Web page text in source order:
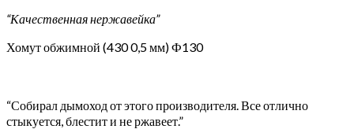
“Качественная нержавейка”
Хомут обжимной (430 0,5 мм) Ф130
“Собирал дымоход от этого производителя. Все отлично
стыкуется, блестит и не ржавеет.”